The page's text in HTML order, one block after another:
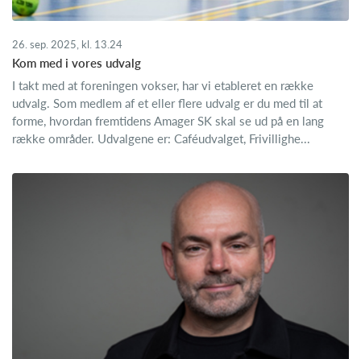
26. sep. 2025, kl. 13.24
Kom med i vores udvalg
I takt med at foreningen vokser, har vi etableret en række
udvalg. Som medlem af et eller flere udvalg er du med til at
forme, hvordan fremtidens Amager SK skal se ud på en lang
række områder. Udvalgene er: Caféudvalget, Frivillighe...